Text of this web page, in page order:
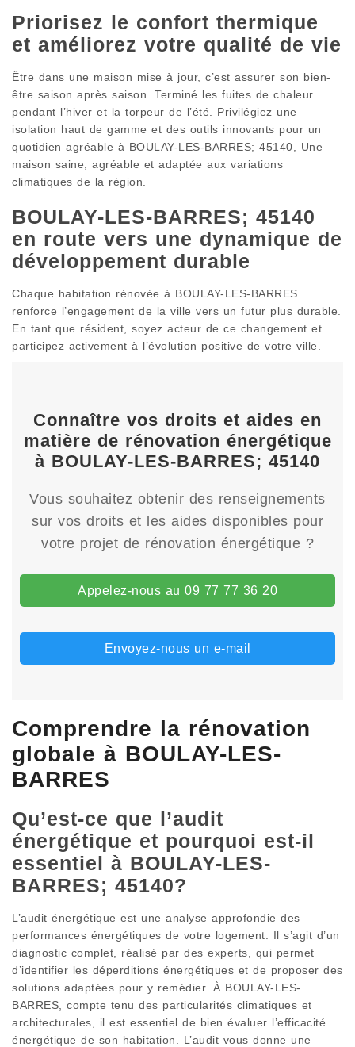
Priorisez le confort thermique
et améliorez votre qualité de vie
Être dans une maison mise à jour, c’est assurer son bien-
être saison après saison. Terminé les fuites de chaleur
pendant l’hiver et la torpeur de l’été. Privilégiez une
isolation haut de gamme et des outils innovants pour un
quotidien agréable à BOULAY-LES-BARRES; 45140, Une
maison saine, agréable et adaptée aux variations
climatiques de la région.
BOULAY-LES-BARRES; 45140
en route vers une dynamique de
développement durable
Chaque habitation rénovée à BOULAY-LES-BARRES
renforce l’engagement de la ville vers un futur plus durable.
En tant que résident, soyez acteur de ce changement et
participez activement à l’évolution positive de votre ville.
Connaître vos droits et aides en
matière de rénovation énergétique
à BOULAY-LES-BARRES; 45140
Vous souhaitez obtenir des renseignements
sur vos droits et les aides disponibles pour
votre projet de rénovation énergétique ?
Appelez-nous au 09 77 77 36 20
Envoyez-nous un e-mail
Comprendre la rénovation
globale à BOULAY-LES-
BARRES
Qu’est-ce que l’audit
énergétique et pourquoi est-il
essentiel à BOULAY-LES-
BARRES; 45140?
L’audit énergétique est une analyse approfondie des
performances énergétiques de votre logement. Il s’agit d’un
diagnostic complet, réalisé par des experts, qui permet
d’identifier les déperditions énergétiques et de proposer des
solutions adaptées pour y remédier. À BOULAY-LES-
BARRES, compte tenu des particularités climatiques et
architecturales, il est essentiel de bien évaluer l’efficacité
énergétique de son habitation. L’audit vous donne une